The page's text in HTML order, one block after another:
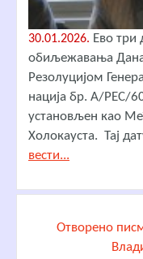
30.01.2026. Ево три
обиљежавања Дана
Резолуцијом
нација бр. A/РЕС/
установљен као
Холокауста. Тај
вести...
Отворено